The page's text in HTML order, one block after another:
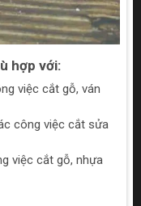
hợp với:
việc cắt gỗ, ván
công việc cắt sửa
việc cắt gỗ, nhựa